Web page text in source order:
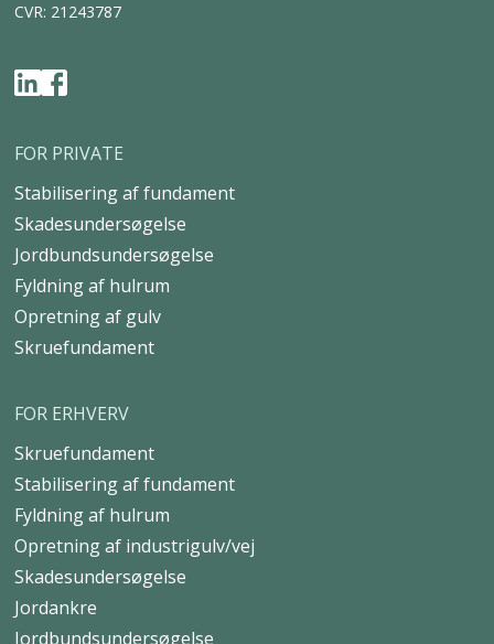
CVR: 21243787
FOR PRIVATE
Stabilisering af fundament
Skadesundersøgelse
Jordbundsundersøgelse
Fyldning af hulrum
Opretning af gulv
Skruefundament
FOR ERHVERV
Skruefundament
Stabilisering af fundament
Fyldning af hulrum
Opretning af industrigulv/vej
Skadesundersøgelse
Jordankre
Jordbundsundersøgelse